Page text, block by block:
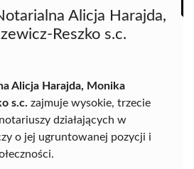
Alicja Harajda,
Reszko s.c.
Alicja Harajda, Monika
s.c. zajmuje wysokie, trzecie
działających w
o jej ugruntowanej pozycji i